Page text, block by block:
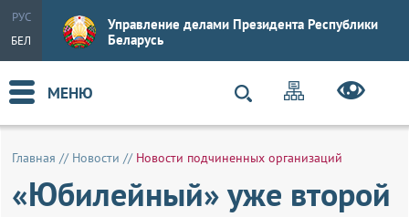
РУС
БЕЛ
Управление делами Президента Республики
Беларусь
МЕНЮ
Главная // Новости // Новости подчиненных организаций
«Юбилейный» уже второй